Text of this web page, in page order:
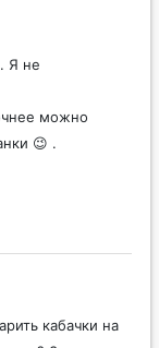
Я не
можно
😉 .
кабачки на